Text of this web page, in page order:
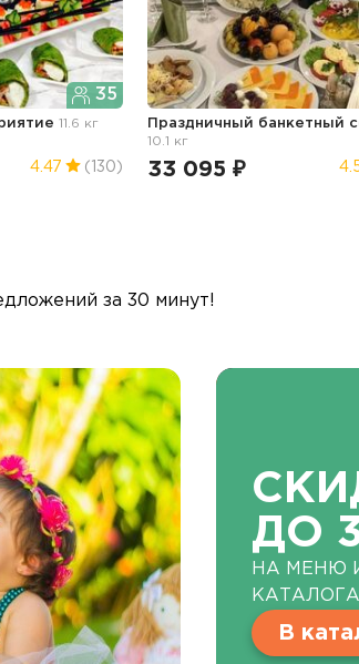
35
11.6 кг
4.47 (130)
Праздничный банкетный
10.1 кг
33 095 ₽
за 30 минут!
ДО
НА МЕНЮ
КАТАЛОГА
В